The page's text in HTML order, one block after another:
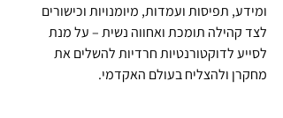
ומידע, תפיסות ועמדות, מיומנויות וכישורים
לצד קהילה תומכת ואחווה נשית – על מנת
לסייע לדוקטורנטיות חרדיות להשלים את
מחקרן ולהצליח בעולם האקדמי.